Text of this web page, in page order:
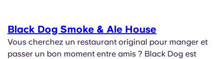
Black Dog Smoke & Ale House
Vous cherchez un restaurant original pour manger et
passer un bon moment entre amis ? Black Dog est